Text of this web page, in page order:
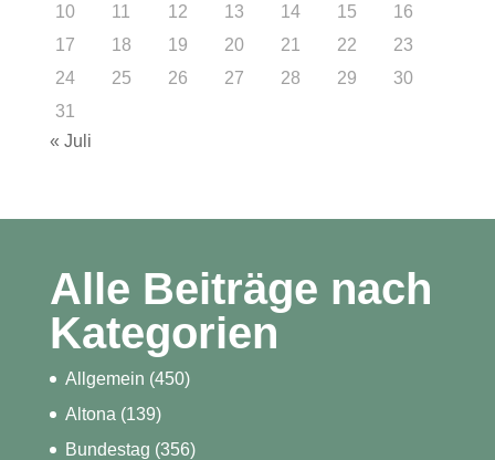
10
11 12 13 14 15
16
17
18 19 20 21 22
23
24
25 26 27 28 29
30
31
« Juli
Alle Beiträge nach
Kategorien
Allgemein (450)
Altona (139)
Bundestag (356)